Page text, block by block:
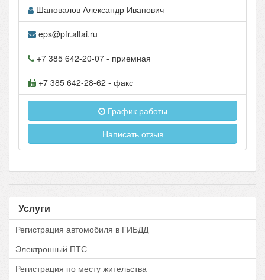
Шаповалов Александр Иванович
eps@pfr.altai.ru
+7 385 642-20-07 - приемная
+7 385 642-28-62 - факс
График работы
Написать отзыв
Услуги
Регистрация автомобиля в ГИБДД
Электронный ПТС
Регистрация по месту жительства